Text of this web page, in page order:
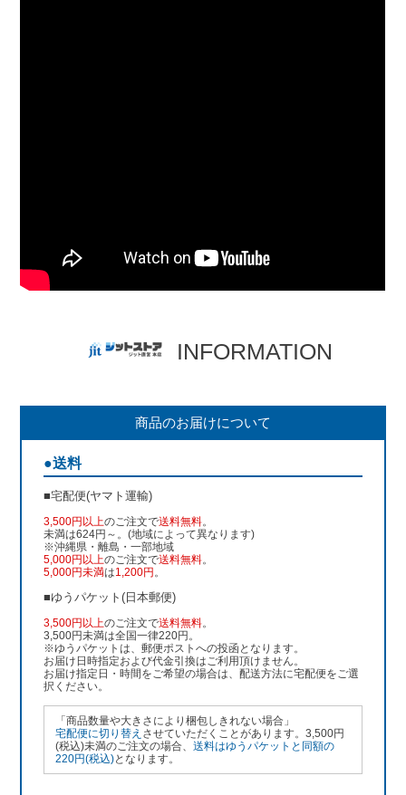
INFORMATION
商品のお届けについて
●送料
■宅配便(ヤマト運輸)
3,500円以上のご注文で送料無料。
未満は624円～。(地域によって異なります)
※沖縄県・離島・一部地域
5,000円以上のご注文で送料無料。
5,000円未満は1,200円 。
■ゆうパケット(日本郵便)
3,500円以上のご注文で送料無料。
3,500円未満は全国一律220円。
※ゆうパケットは、郵便ポストへの投函となります。
お届け日時指定および代金引換はご利用頂けません。
お届け指定日・時間をご希望の場合は、配送方法に宅配便をご選
択ください。
「商品数量や大きさにより梱包しきれない場合」
宅配便に切り替え させていただくことがあります。3,500円
(税込)未満のご注文の場合、送料はゆうパケットと同額の
220円(税込)となります。